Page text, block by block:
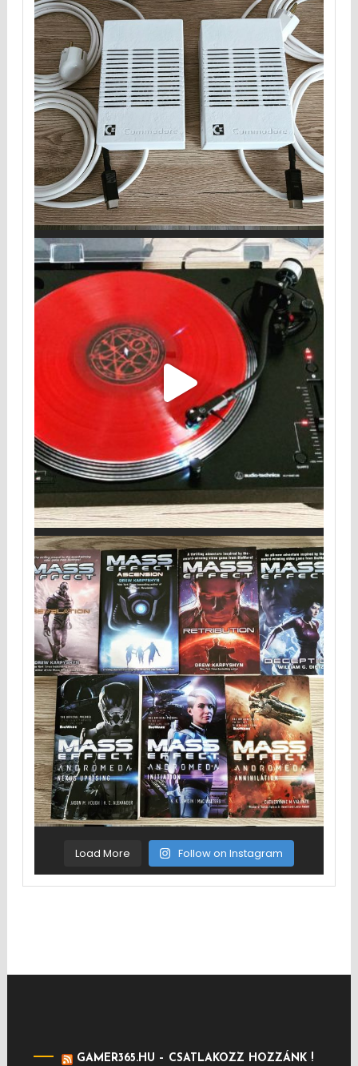
Load More Follow on Instagram
GAMER365.HU – CSATLAKOZZ HOZZÁNK !